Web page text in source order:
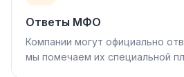
Ответы МФО
Компании могут официально
мы помечаем их специальной